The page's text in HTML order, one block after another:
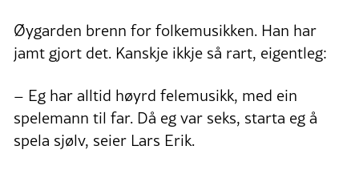
Øygarden brenn for folkemusikken. Han har
jamt gjort det. Kanskje ikkje så rart, eigentleg:
– Eg har alltid høyrd felemusikk, med ein
spelemann til far. Då eg var seks, starta eg å
spela sjølv, seier Lars Erik.